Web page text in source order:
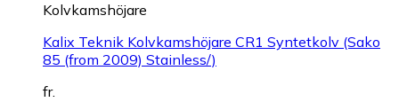
Kolvkamshöjare
Kalix Teknik Kolvkamshöjare CR1 Syntetkolv (Sako
85 (from 2009) Stainless/)
fr.